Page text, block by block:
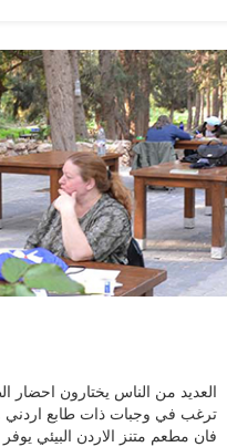
العديد من الناس يختارون احضار
ترغب في وجبات ذات طابع اردني
فان مطعم متنز الاردن البيئي يوفر